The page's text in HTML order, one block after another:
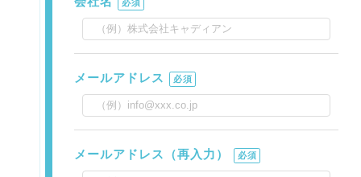
必須
メールアドレス 必須
メールアドレス（再入力） 必須